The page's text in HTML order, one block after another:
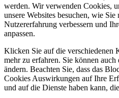
werden. Wir verwenden Cookies,
unsere Websites besuchen, wie
Nutzererfahrung verbessern und
anpassen.
Klicken Sie auf die verschiedenen
mehr zu erfahren. Sie können
ändern. Beachten Sie, dass das
Cookies Auswirkungen auf Ihre
und auf die Dienste haben kann,